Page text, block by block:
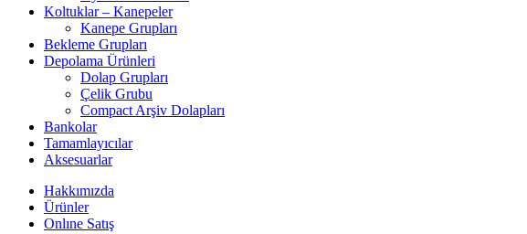
Koltuklar – Kanepeler
Kanepe Grupları
Bekleme Grupları
Depolama Ürünleri
Dolap Grupları
Çelik Grubu
Compact Arşiv Dolapları
Bankolar
Tamamlayıcılar
Aksesuarlar
Hakkımızda
Ürünler
Onlıne Satış